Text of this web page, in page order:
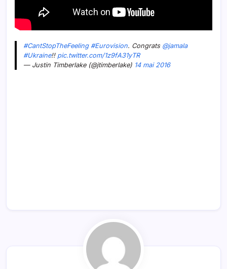
#CantStopTheFeeling #Eurovision. Congrats @jamala
#Ukraine!! pic.twitter.com/1z9fA31yTR
— Justin Timberlake (@jtimberlake) 14 mai 2016